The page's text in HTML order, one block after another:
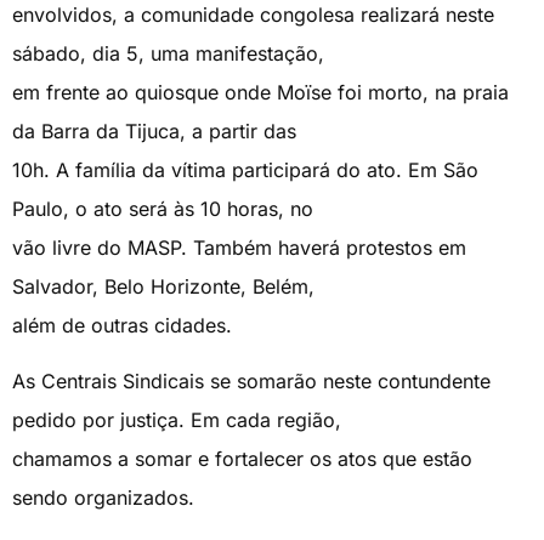
envolvidos, a comunidade congolesa realizará neste
sábado, dia 5, uma manifestação,
em frente ao quiosque onde Moïse foi morto, na praia
da Barra da Tijuca, a partir das
10h. A família da vítima participará do ato. Em São
Paulo, o ato será às 10 horas, no
vão livre do MASP. Também haverá protestos em
Salvador, Belo Horizonte, Belém,
além de outras cidades.
As Centrais Sindicais se somarão neste contundente
pedido por justiça. Em cada região,
chamamos a somar e fortalecer os atos que estão
sendo organizados.